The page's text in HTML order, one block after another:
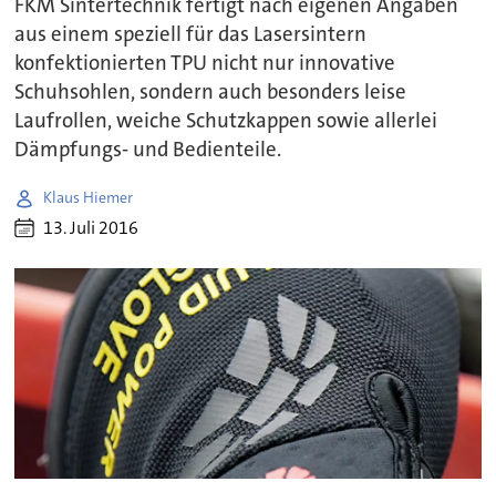
aus einem speziell für das Lasersintern
konfektionierten TPU nicht nur innovative
Schuhsohlen, sondern auch besonders leise
Laufrollen, weiche Schutzkappen sowie allerlei
Dämpfungs- und Bedienteile.
Klaus Hiemer
13. Juli 2016